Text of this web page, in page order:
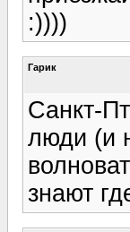
:))))
Гарик
Санкт-
люди (и
знают